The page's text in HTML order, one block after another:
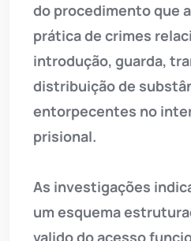
do procedimento que
prática de crimes
introdução, guarda,
distribuição de
entorpecentes no
prisional.
As investigações
um esquema